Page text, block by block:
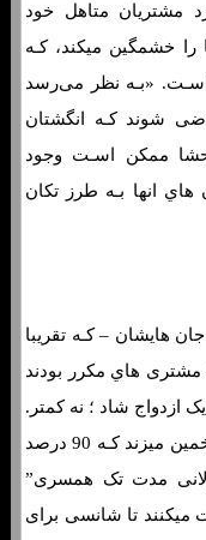
مشتریان متاهل خود
را خشمگین میکند، کـه
«بـه نظر می‌رسد
شوند کـه انگشتان
ممکن اسـت وجود
هاي‌ انها بـه طرز تکان
هایشان – کـه تقریبا
مشتری هاي‌ مکرر بودند
ازدواج شاد ؛ نه کمتر.
برایانا، یک کارگر جنسی ساکن نیویورک، تخمین میزند کـه 90 درصد
مدت تک همسری”
میکنند تا شانسی برای